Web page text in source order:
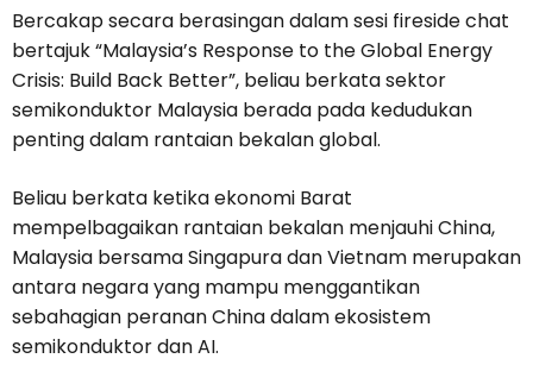
Bercakap secara berasingan dalam sesi fireside chat
bertajuk “Malaysia’s Response to the Global Energy
Crisis: Build Back Better”, beliau berkata sektor
semikonduktor Malaysia berada pada kedudukan
penting dalam rantaian bekalan global.
Beliau berkata ketika ekonomi Barat
mempelbagaikan rantaian bekalan menjauhi China,
Malaysia bersama Singapura dan Vietnam merupakan
antara negara yang mampu menggantikan
sebahagian peranan China dalam ekosistem
semikonduktor dan AI.